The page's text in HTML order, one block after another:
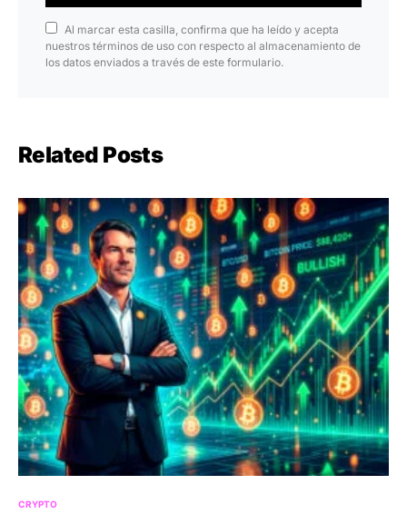
Al marcar esta casilla, confirma que ha leído y acepta
nuestros términos de uso con respecto al almacenamiento de
los datos enviados a través de este formulario.
Related Posts
CRYPTO